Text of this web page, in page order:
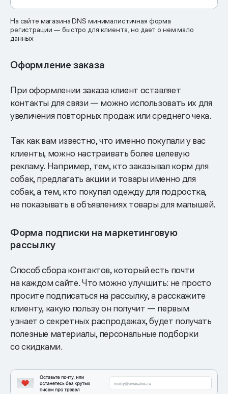
На сайте магазина DNS минималистичная форма
регистрации — быстро для клиента, но дает о нем мало
данных
Оформление заказа
При оформлении заказа клиент оставляет
контакты для связи — можно использовать их для
увеличения повторных продаж или среднего чека.
Так как вам известно, что именно покупали у вас
клиенты, можно настраивать более целевую
рекламу. Например, тем, кто заказывал корм для
собак, предлагать акции и товары именно для
собак, а тем, кто покупал одежду для подростка,
не показывать в объявлениях товары для малышей.
Форма подписки на маркетинговую
рассылку
Способ сбора контактов, который есть почти
на каждом сайте. Что можно улучшить: не просто
просите подписаться на рассылку, а расскажите
клиенту, какую пользу он получит — первым
узнает о секретных распродажах, будет получать
полезные материалы, персональные подборки
со скидками.